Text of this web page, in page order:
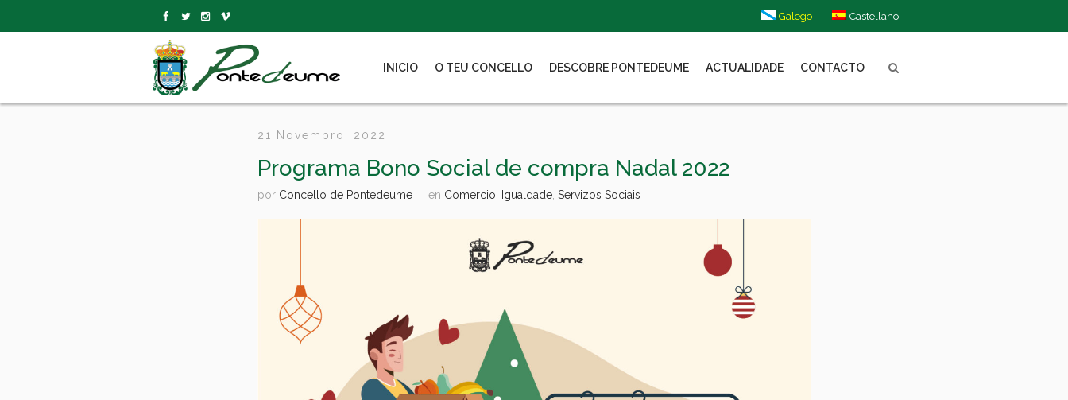
Galego Castellano
INICIO O TEU CONCELLO DESCOBRE PONTEDEUME ACTUALIDADE CONTACTO
21 Novembro, 2022
Programa Bono Social de compra Nadal 2022
por Concello de Pontedeume en Comercio Igualdade ,Servizos Sociais